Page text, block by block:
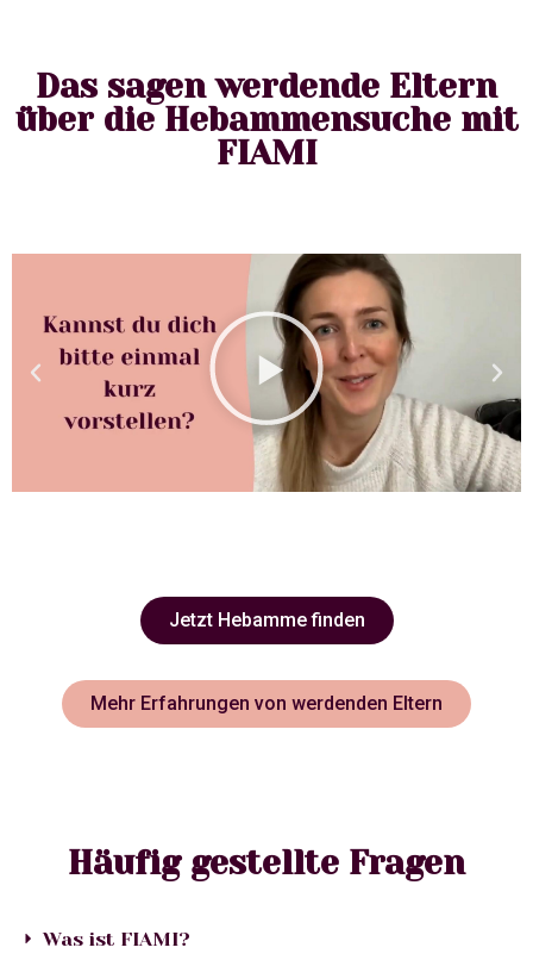
Das sagen werdende Eltern
über die Hebammensuche mit
FIAMI
Jetzt Hebamme finden
Mehr Erfahrungen von werdenden Eltern
Häufig gestellte Fragen
Was ist FIAMI?